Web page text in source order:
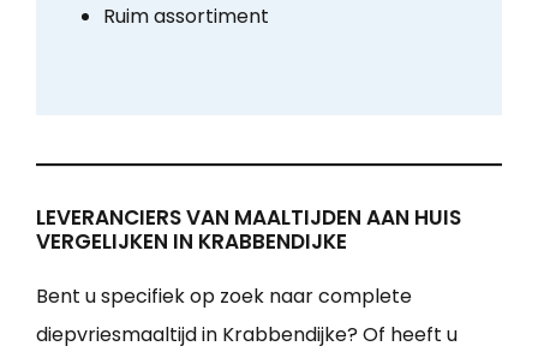
Ruim assortiment
LEVERANCIERS VAN MAALTIJDEN AAN HUIS
VERGELIJKEN IN KRABBENDIJKE
Bent u specifiek op zoek naar complete
diepvriesmaaltijd in Krabbendijke? Of heeft u